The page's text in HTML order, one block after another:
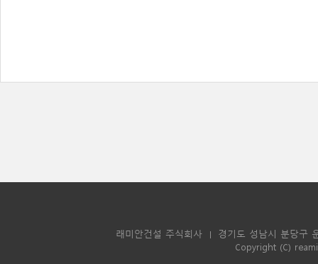
래미안건설 주식회사
경기도 성남시 분당구
Copyright (C)